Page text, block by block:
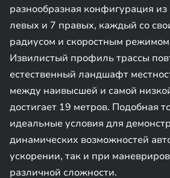
разнообразная конфигурация
левых и 7 правых, каждый со
радиусом и скоростным
Извилистый профиль трассы
естественный ландшафт
между наивысшей и самой
достигает 19 метров. Подобная
идеальные условия для
динамических возможностей
ускорении, так и при
различной сложности.